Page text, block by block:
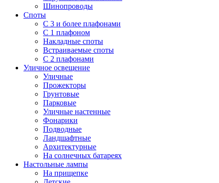
Шинопроводы
Споты
С 3 и более плафонами
С 1 плафоном
Накладные споты
Встраиваемые споты
С 2 плафонами
Уличное освещение
Уличные
Прожекторы
Грунтовые
Парковые
Уличные настенные
Фонарики
Подводные
Ландшафтные
Архитектурные
На солнечных батареях
Настольные лампы
На прищепке